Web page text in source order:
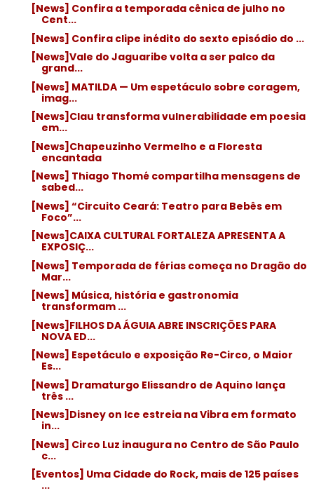
[News] Confira a temporada cênica de julho no
Cent...
[News] Confira clipe inédito do sexto episódio do ...
[News]Vale do Jaguaribe volta a ser palco da
grand...
[News] MATILDA — Um espetáculo sobre coragem,
imag...
[News]Clau transforma vulnerabilidade em poesia
em...
[News]Chapeuzinho Vermelho e a Floresta
encantada
[News] Thiago Thomé compartilha mensagens de
sabed...
[News] “Circuito Ceará: Teatro para Bebês em
Foco”...
[News]CAIXA CULTURAL FORTALEZA APRESENTA A
EXPOSIÇ...
[News] Temporada de férias começa no Dragão do
Mar...
[News] Música, história e gastronomia
transformam ...
[News]FILHOS DA ÁGUIA ABRE INSCRIÇÕES PARA
NOVA ED...
[News] Espetáculo e exposição Re-Circo, o Maior
Es...
[News] Dramaturgo Elissandro de Aquino lança
três ...
[News]Disney on Ice estreia na Vibra em formato
in...
[News] Circo Luz inaugura no Centro de São Paulo
c...
[Eventos] Uma Cidade do Rock, mais de 125 países
...